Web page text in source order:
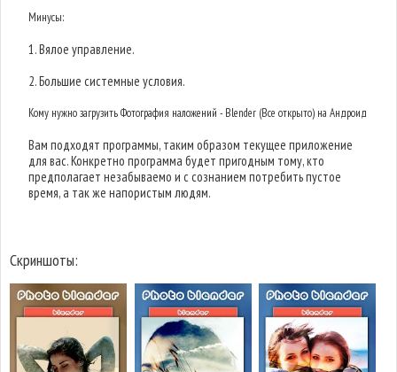
Минусы:
1. Вялое управление.
2. Большие системные условия.
Кому нужно загрузить Фотография наложений - Blender (Все открыто) на Андроид
Вам подходят программы, таким образом текущее приложение
для вас. Конкретно программа будет пригодным тому, кто
предполагает незабываемо и с сознанием потребить пустое
время, а так же напористым людям.
Скриншоты: